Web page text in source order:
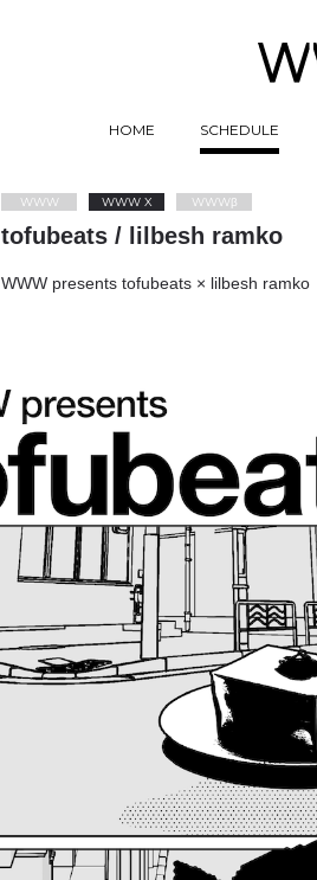
HOME SCHEDULE
WWW WWW X WWWβ
tofubeats / lilbesh ramko
WWW presents tofubeats × lilbesh ramko